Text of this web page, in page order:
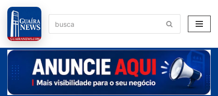
Pular
para
o
conteúdo